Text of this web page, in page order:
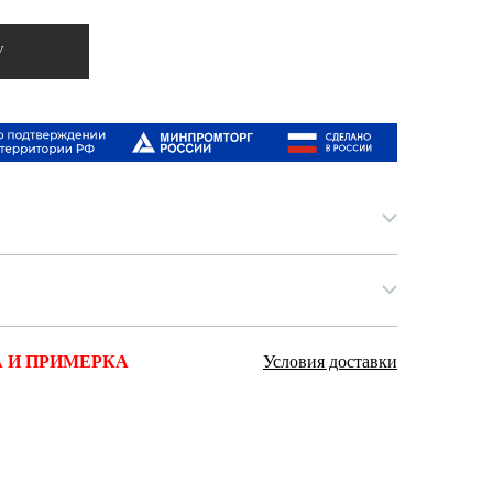
И ПРИМЕРКА Условия доставки